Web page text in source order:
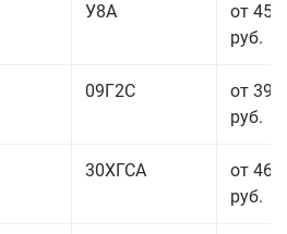
У8А
от 45
руб.
09Г2С
от 39
руб.
30ХГСА
от 46
руб.